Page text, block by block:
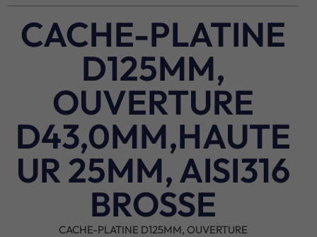
CACHE-PLATINE
D125MM,
OUVERTURE
D43,0MM,HAUTE
UR 25MM, AISI316
BROSSE
CACHE-PLATINE D125MM, OUVERTURE